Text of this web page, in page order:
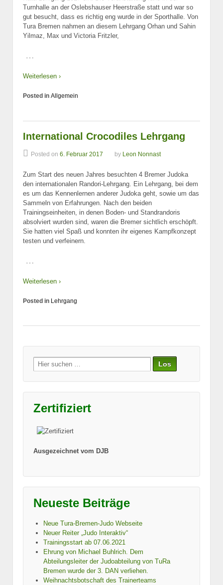
Turnhalle an der Oslebshauser Heerstraße statt und war so
gut besucht, dass es richtig eng wurde in der Sporthalle. Von
Tura Bremen nahmen an diesem Lehrgang Orhan und Sahin
Yilmaz, Max und Victoria Fritzler,
…
Weiterlesen ›
Posted in Allgemein
International Crocodiles Lehrgang
Posted on 6. Februar 2017 by Leon Nonnast
Zum Start des neuen Jahres besuchten 4 Bremer Judoka
den internationalen Randori-Lehrgang. Ein Lehrgang, bei dem
es um das Kennenlernen anderer Judoka geht, sowie um das
Sammeln von Erfahrungen. Nach den beiden
Trainingseinheiten, in denen Boden- und Standrandoris
absolviert wurden sind, waren die Bremer sichtlich erschöpft.
Sie hatten viel Spaß und konnten ihr eigenes Kampfkonzept
testen und verfeinern.
…
Weiterlesen ›
Posted in Lehrgang
Suche
nach:
Zertifiziert
Ausgezeichnet vom DJB
Neueste Beiträge
Neue Tura-Bremen-Judo Webseite
Neuer Reiter „Judo Interaktiv“
Trainingsstart ab 07.06.2021
Ehrung von Michael Buhlrich. Dem
Abteilungsleiter der Judoabteilung von TuRa
Bremen wurde der 3. DAN verliehen.
Weihnachtsbotschaft des Trainerteams